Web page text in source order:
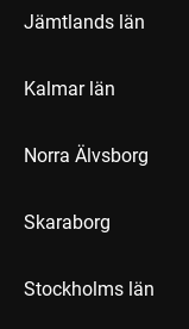
Jämtlands län
Kalmar län
Norra Älvsborg
Skaraborg
Stockholms län